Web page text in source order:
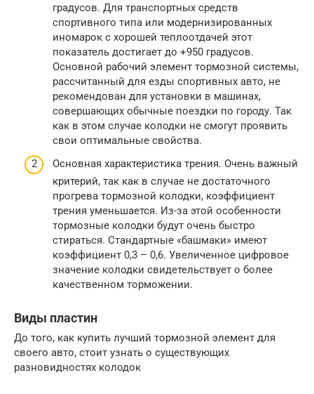
градусов. Для транспортных средств
спортивного типа или модернизированных
иномарок с хорошей теплоотдачей этот
показатель достигает до +950 градусов.
Основной рабочий элемент тормозной системы,
рассчитанный для езды спортивных авто, не
рекомендован для установки в машинах,
совершающих обычные поездки по городу. Так
как в этом случае колодки не смогут проявить
свои оптимальные свойства.
Основная характеристика трения. Очень важный
критерий, так как в случае не достаточного
прогрева тормозной колодки, коэффициент
трения уменьшается. Из-за этой особенности
тормозные колодки будут очень быстро
стираться. Стандартные «башмаки» имеют
коэффициент 0,3 – 0,6. Увеличенное цифровое
значение колодки свидетельствует о более
качественном торможении.
Виды пластин
До того, как купить лучший тормозной элемент для
своего авто, стоит узнать о существующих
разновидностях колодок